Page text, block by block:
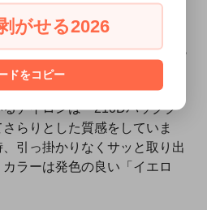
フォルダー、メモ帳、キーケ
。メインの収納部には長財布
サイズの書籍や文庫本なども
ナイロンは「210Dパックク
らりとした質感をしていま
引っ掛かりなくサッと取り出
ラーは発色の良い「イエロ
がせる2026
ドをコピー